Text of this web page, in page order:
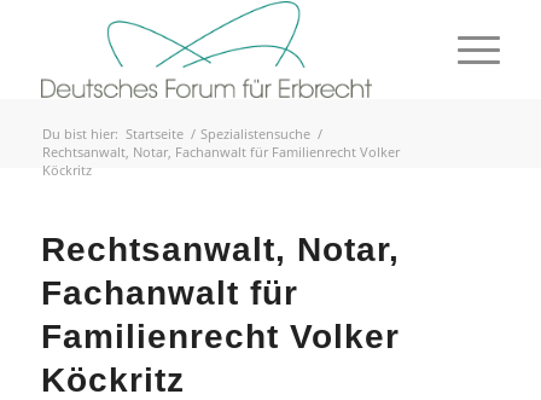
Du bist hier: Startseite / Spezialistensuche /
Rechtsanwalt, Notar, Fachanwalt für Familienrecht Volker
Köckritz
Rechtsanwalt, Notar,
Fachanwalt für
Familienrecht Volker
Köckritz